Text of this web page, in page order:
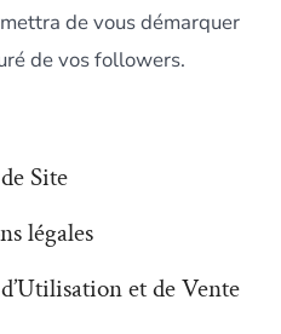
de vous démarquer
de vos followers.
Site
légales
et de Vente